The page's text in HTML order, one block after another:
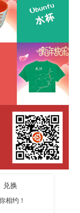
兑换
相约！